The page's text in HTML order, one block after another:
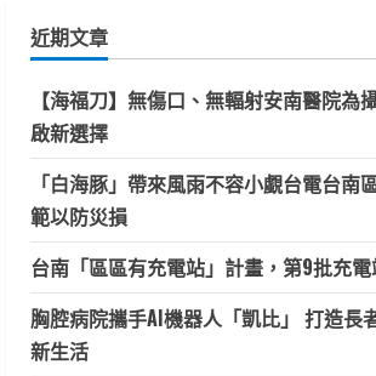
字:
近期文章
【海福刀】無傷口、無輻射安南醫院為
啟新選擇
「白海豚」帶來風雨不容小覷台電台南
範以防災損
台南「區區有充電站」計畫，第9批充
胸腔病院攜手AI機器人「凱比」 打造長
新生活